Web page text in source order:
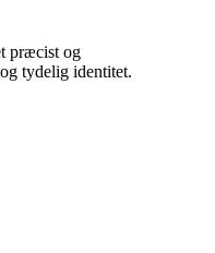
præcist og
tydelig identitet.